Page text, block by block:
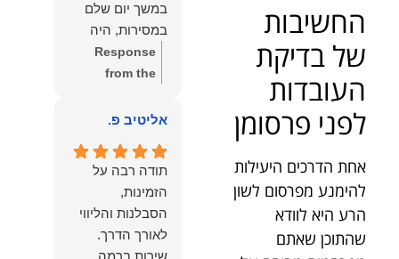
החשיבות
של בדיקת
העובדות
לפני פרסומן
אחת הדרכים היעילות
להימנע מפרסום לשון
הרע היא לוודא
שהתוכן שאתם
ברכה והצלחה
וחיבוק ממני🙂😘
💓
האמון שנתת בנו
ונמשיך לעמוד
לצידך וללוות
אותך במסירות.
הלב הרבה
הצלחה, ברכה
ובשורות טובות.
שמעון האן
משרד עורכי דין
ונוטריון
במשך יום שלם
במסירות, היה
זמין לכל שאלה,
הכווין אותי בכל
תחושת ביטחון
התהליך.
המקצועיות,
הסבלנות,
היסודיות
והאכפתיות שלו
Response
from the
הוא שלנו, נעמוד
ולשירותך בכל
עת גם בהמשך.
שמעון האן
משרד עורכי דין
ונוטריון
אליטיב פ.
תודה רבה על
הזמינות,
הסבלנות והליווי